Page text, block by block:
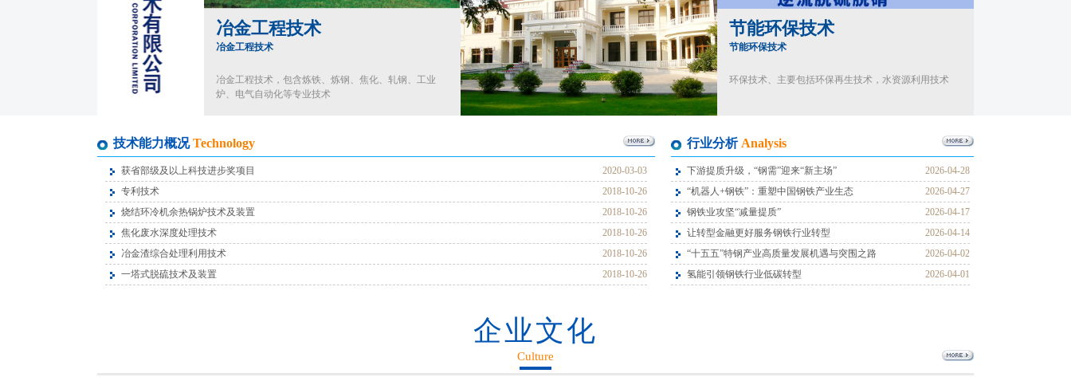
冶金工程技术
冶金工程技术
冶金工程技术，包含炼铁、炼钢、焦化、轧钢、工业
炉、电气自动化等专业技术
节能环保技术
节能环保技术
环保技术、主要包括环保再生技术，水资源利用技术
技术能力概况Technology
2020-03-03
获省部级及以上科技进步奖项目
2018-10-26
专利技术
2018-10-26
烧结环冷机余热锅炉技术及装置
2018-10-26
焦化废水深度处理技术
2018-10-26
冶金渣综合处理利用技术
2018-10-26
一塔式脱硫技术及装置
行业分析 Analysis
2026-04-28
下游提质升级，“钢需”迎来“新主场”
2026-04-27
“机器人+钢铁”：重塑中国钢铁产业生态
2026-04-17
钢铁业攻坚“减量提质”
2026-04-14
让转型金融更好服务钢铁行业转型
2026-04-02
“十五五”特钢产业高质量发展机遇与突围之路
2026-04-01
氢能引领钢铁行业低碳转型
企业文化
Culture